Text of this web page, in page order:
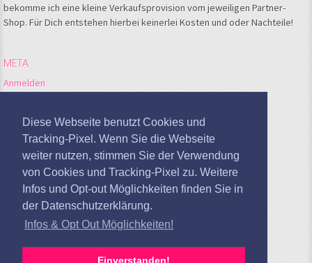
Diese Webseite benutzt Cookies und
Tracking-Pixel. Wenn Sie die Webseite
weiter nutzen, stimmen Sie der Verwendung
von Cookies und Tracking-Pixel zu. Weitere
Infos und Opt-out Möglichkeiten finden Sie in
der Datenschutzerklärung.
Infos & Opt Out Möglichkeiten!
Einverstanden!
bekomme ich eine kleine Verkaufsprovision vom jeweiligen Partner-
Shop. Für Dich entstehen hierbei keinerlei Kosten und oder Nachteile!
META
Anmelden
Kommentare-Feed
Google Analytics deaktivieren